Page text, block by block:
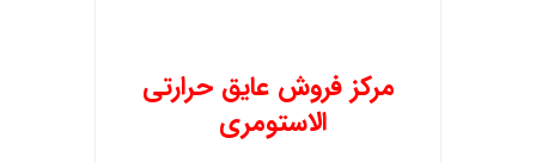
مرکز فروش عایق حرارتی
الاستومری